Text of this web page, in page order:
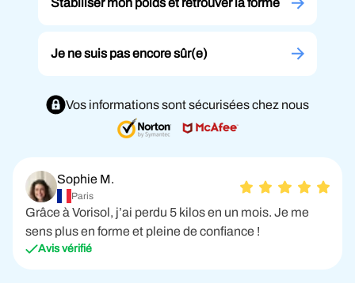
Stabiliser mon poids et retrouver la forme
Je ne suis pas encore sûr(e)
Vos informations sont sécurisées chez nous
Sophie M.
Paris
Grâce à Vorisol, j’ai perdu 5 kilos en un mois. Je me
sens plus en forme et pleine de confiance !
Avis vérifié